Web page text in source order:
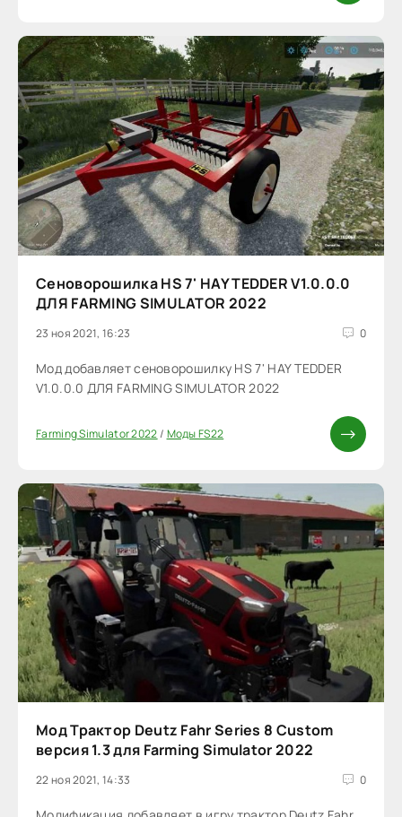
Сеноворошилка HS 7' HAY TEDDER V1.0.0.0
ДЛЯ FARMING SIMULATOR 2022
23 ноя 2021, 16:23 0
Мод добавляет сеноворошилку HS 7' HAY TEDDER
V1.0.0.0 ДЛЯ FARMING SIMULATOR 2022
Farming Simulator 2022/ Моды FS22
Мод Трактор Deutz Fahr Series 8 Custom
версия 1.3 для Farming Simulator 2022
22 ноя 2021, 14:33 0